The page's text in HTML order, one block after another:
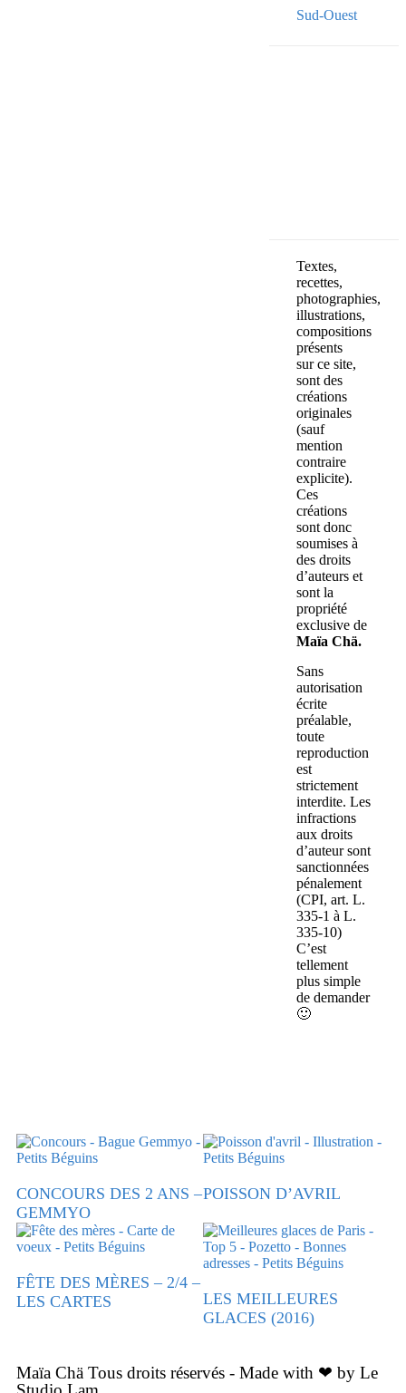
Sud-Ouest
Textes,
recettes,
photographies,
illustrations,
compositions
présents
sur ce site,
sont des
créations
originales
(sauf
mention
contraire
explicite).
Ces
créations
sont donc
soumises à
des droits
d’auteurs et
sont la
propriété
exclusive de
Maïa Chä.
Sans
autorisation
écrite
préalable,
toute
reproduction
est
strictement
interdite. Les
infractions
aux droits
d’auteur sont
sanctionnées
pénalement
(CPI, art. L.
335-1 à L.
335-10)
C’est
tellement
plus simple
de demander
🙂
CONCOURS DES 2 ANS –
GEMMYO
POISSON D’AVRIL
FÊTE DES MÈRES – 2/4 –
LES CARTES
LES MEILLEURES
GLACES (2016)
Maïa Chä Tous droits réservés - Made with ❤ by Le